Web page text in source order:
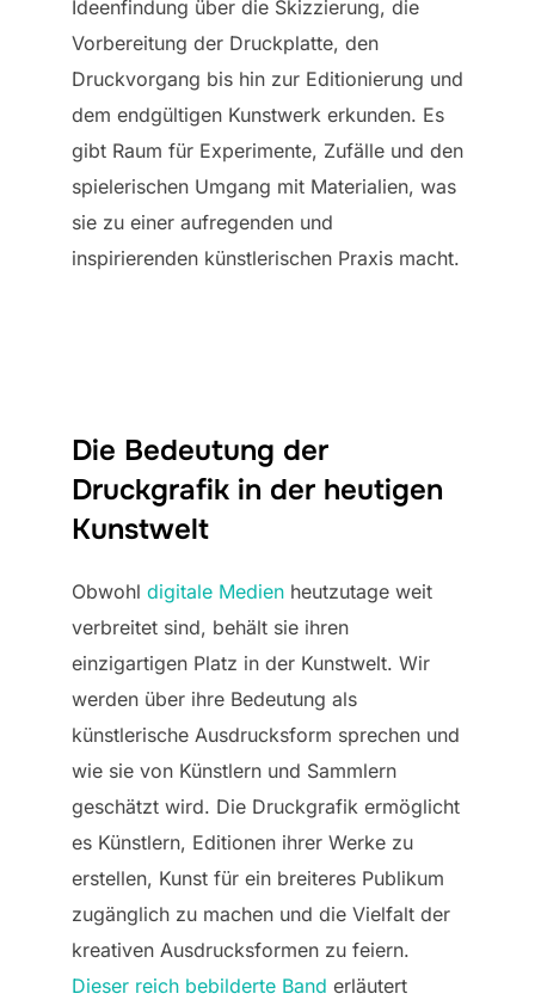
Ideenfindung über die Skizzierung, die
Vorbereitung der Druckplatte, den
Druckvorgang bis hin zur Editionierung und
dem endgültigen Kunstwerk erkunden. Es
gibt Raum für Experimente, Zufälle und den
spielerischen Umgang mit Materialien, was
sie zu einer aufregenden und
inspirierenden künstlerischen Praxis macht.
Die Bedeutung der
Druckgrafik in der heutigen
Kunstwelt
Obwohl digitale Medien heutzutage weit
verbreitet sind, behält sie ihren
einzigartigen Platz in der Kunstwelt. Wir
werden über ihre Bedeutung als
künstlerische Ausdrucksform sprechen und
wie sie von Künstlern und Sammlern
geschätzt wird. Die Druckgrafik ermöglicht
es Künstlern, Editionen ihrer Werke zu
erstellen, Kunst für ein breiteres Publikum
zugänglich zu machen und die Vielfalt der
kreativen Ausdrucksformen zu feiern.
Dieser reich bebilderte Band erläutert